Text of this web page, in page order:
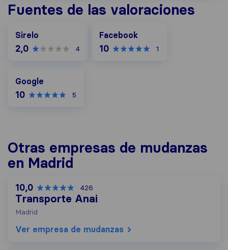
Fuentes de las valoraciones
Sirelo
2,0 4
Facebook
10 1
Google
10 5
Otras empresas de mudanzas
en Madrid
10,0 426
Transporte Anai
Madrid
Ver empresa de mudanzas